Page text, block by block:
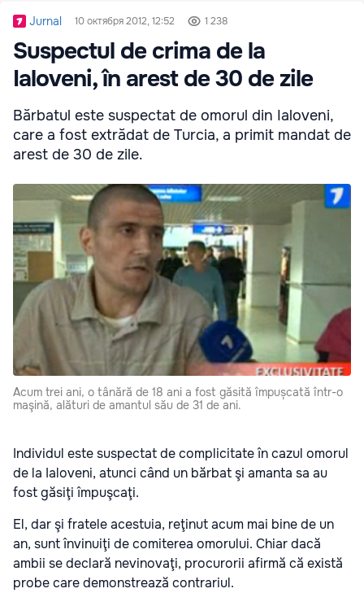
Jurnal 10 октября 2012, 12:52 1 238
Suspectul de crima de la
Ialoveni, în arest de 30 de zile
Bărbatul este suspectat de omorul din Ialoveni,
care a fost extrădat de Turcia, a primit mandat de
arest de 30 de zile.
Acum trei ani, o tânără de 18 ani a fost găsită împușcată într-o
maşină, alături de amantul său de 31 de ani.
Individul este suspectat de complicitate în cazul omorul
de la Ialoveni, atunci când un bărbat şi amanta sa au
fost găsiţi împuşcaţi.
El, dar şi fratele acestuia, reţinut acum mai bine de un
an, sunt învinuiţi de comiterea omorului. Chiar dacă
ambii se declară nevinovaţi, procurorii afirmă că există
probe care demonstrează contrariul.